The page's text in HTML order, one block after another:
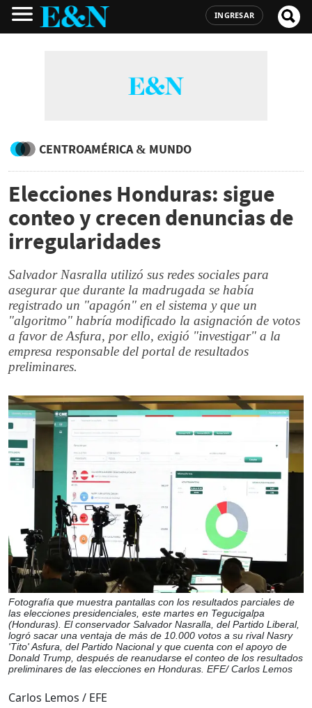
INGRESAR
CENTROAMÉRICA & MUNDO
Elecciones Honduras: sigue
conteo y crecen denuncias de
irregularidades
Salvador Nasralla utilizó sus redes sociales para
asegurar que durante la madrugada se había
registrado un "apagón" en el sistema y que un
"algoritmo" habría modificado la asignación de votos
a favor de Asfura, por ello, exigió "investigar" a la
empresa responsable del portal de resultados
preliminares.
Fotografía que muestra pantallas con los resultados parciales de
las elecciones presidenciales, este martes en Tegucigalpa
(Honduras). El conservador Salvador Nasralla, del Partido Liberal,
logró sacar una ventaja de más de 10.000 votos a su rival Nasry
'Tito' Asfura, del Partido Nacional y que cuenta con el apoyo de
Donald Trump, después de reanudarse el conteo de los resultados
preliminares de las elecciones en Honduras. EFE/ Carlos Lemos
Carlos Lemos / EFE